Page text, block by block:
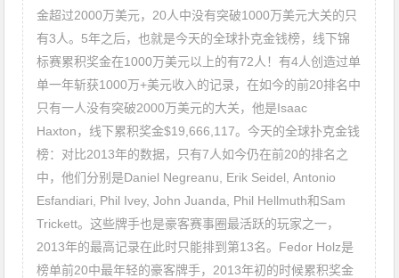
金超过2000万美元，20人中没有突破1000万美元大关的只
有3人。5年之后，也就是今天的全球扑克金钱榜，线下锦
标赛累积奖金在1000万美元以上的有72人！有4人创造过单
单一年斩获1000万+美元收入的记录，在如今的前20排名中
只有一人没有突破2000万美元的大关，他是Isaac
Haxton，线下累积奖金$19,666,117。今天的全球扑克金钱
榜：对比2013年的数据，只有7人如今仍在前20的排名之
中，他们分别是Daniel Negreanu, Erik Seidel, Antonio
Esfandiari, Phil Ivey, John Juanda, Phil Hellmuth和Sam
Trickett。这些牌手也是豪客赛事圈最活跃的玩家之一，
2013年的最高记录在此时只能排到第13名。Fedor Holz是
榜单前20中最年轻的豪客牌手，2013年初的时候累积奖金